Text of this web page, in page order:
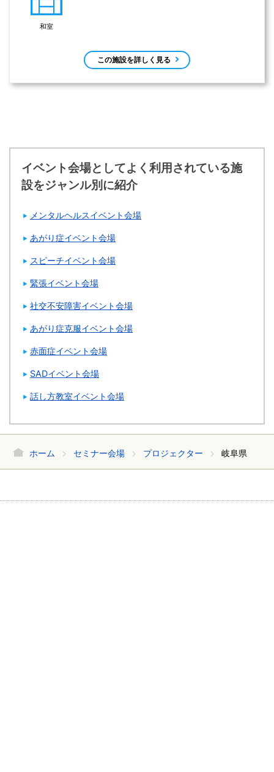
和室
この施設を詳しく見る
イベント会場としてよく利用されている施
設をジャンル別に紹介
メンタルヘルスイベント会場
あがり症イベント会場
スピーチイベント会場
緊張イベント会場
社交不安障害イベント会場
あがり症克服イベント会場
赤面症イベント会場
SADイベント会場
話し方教室イベント会場
ホーム セミナー会場 プロジェクター 岐阜県